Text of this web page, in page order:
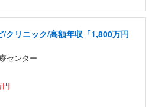
/クリニック/高額年収「1,800万円
センター
円